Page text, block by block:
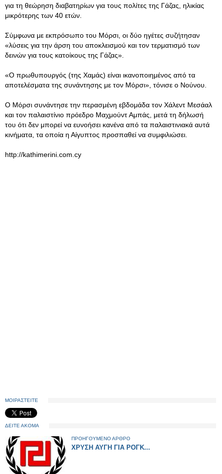
για τη θεώρηση διαβατηρίων για τους πολίτες της Γάζας, ηλικίας
μικρότερης των 40 ετών.
Σύμφωνα με εκπρόσωπο του Μόρσι, οι δύο ηγέτες συζήτησαν
«λύσεις για την άρση του αποκλεισμού και τον τερματισμό των
δεινών για τους κατοίκους της Γάζας».
«Ο πρωθυπουργός (της Χαμάς) είναι ικανοποιημένος από τα
αποτελέσματα της συνάντησης με τον Μόρσι», τόνισε ο Νούνου.
Ο Μόρσι συνάντησε την περασμένη εβδομάδα τον Χάλεντ Μεσάαλ
και τον παλαιστίνιο πρόεδρο Μαχμούντ Αμπάς, μετά τη δήλωσή
του ότι δεν μπορεί να ευνοήσει κανένα από τα παλαιστινιακά αυτά
κινήματα, τα οποία η Αίγυπτος προσπαθεί να συμφιλιώσει.
http://kathimerini.com.cy
ΜΟΙΡΑΣΤΕΙΤΕ
ΔΕΙΤΕ ΑΚΟΜΑ
ΠΡΟΗΓΟΥΜΕΝΟ ΑΡΘΡΟ
ΧΡΥΣΗ ΑΥΓΗ ΓΙΑ ΡΟΓΚ...